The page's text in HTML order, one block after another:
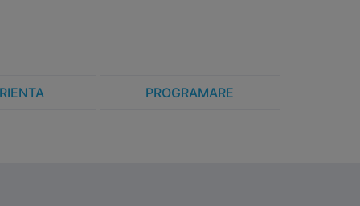
PROGRAMARE